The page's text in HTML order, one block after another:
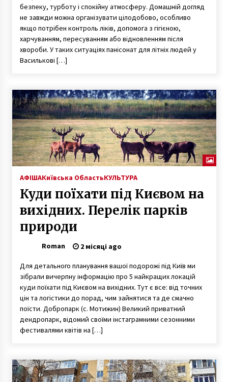
новорічних свят?
5 років ago
безпеку, турботу і спокійну атмосферу. Домашній догляд
не завжди можна організувати цілодобово, особливо
якщо потрібен контроль ліків, допомога з гігієною,
харчуванням, пересуванням або відновленням після
хвороби. У таких ситуаціях панісонат для літніх людей у
Василькові […]
АФІШАКиївська ОбластьКУЛЬТУРА
Куди поїхати під Києвом на
вихідних. Перелік парків
природи
Roman 2 місяці ago
Для детального планування вашої подорожі під Київ ми
зібрали вичерпну інформацію про 5 найкращих локацій
куди поїхати під Києвом на вихідних. Тут є все: від точних
цін та логістики до порад, чим зайнятися та де смачно
поїсти. Добропарк (с. Мотижин) Великий приватний
дендропарк, відомий своїми інстаграмними сезонними
фестивалями квітів на […]